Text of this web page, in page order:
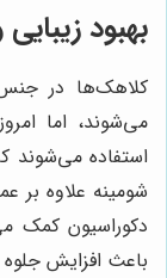
بهبود
کلاهک‌ها در
می‌شوند، اما
استفاده می‌شوند
شومینه علاوه بر
دکوراسیون کمک
باعث افزایش